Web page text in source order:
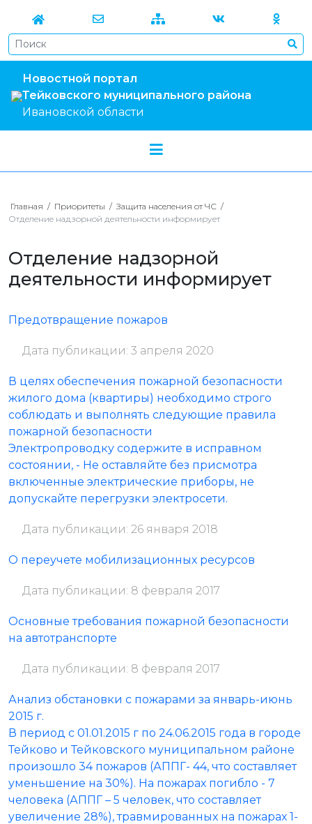
Новостной портал
Тейковского муниципального района
Ивановской области
Главная / Приоритеты / Защита населения от ЧС /
Отделение надзорной деятельности информирует
Отделение надзорной
деятельности информирует
Предотвращение пожаров
Дата публикации: 3 апреля 2020
В целях обеспечения пожарной безопасности
жилого дома (квартиры) необходимо строго
соблюдать и выполнять следующие правила
пожарной безопасности
Электропроводку содержите в исправном
состоянии, - Не оставляйте без присмотра
включенные электрические приборы, не
допускайте перегрузки электросети.
Дата публикации: 26 января 2018
О переучете мобилизационных ресурсов
Дата публикации: 8 февраля 2017
Основные требования пожарной безопасности
на автотранспорте
Дата публикации: 8 февраля 2017
Анализ обстановки с пожарами за январь-июнь
2015 г.
В период с 01.01.2015 г по 24.06.2015 года в городе
Тейково и Тейковского муниципальном районе
произошло 34 пожаров (АППГ- 44, что составляет
уменьшение на 30%). На пожарах погибло - 7
человека (АППГ – 5 человек, что составляет
увеличение 28%), травмированных на пожарах 1-